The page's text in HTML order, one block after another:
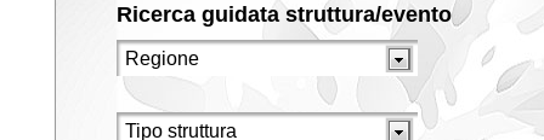
Ricerca guidata struttura/evento